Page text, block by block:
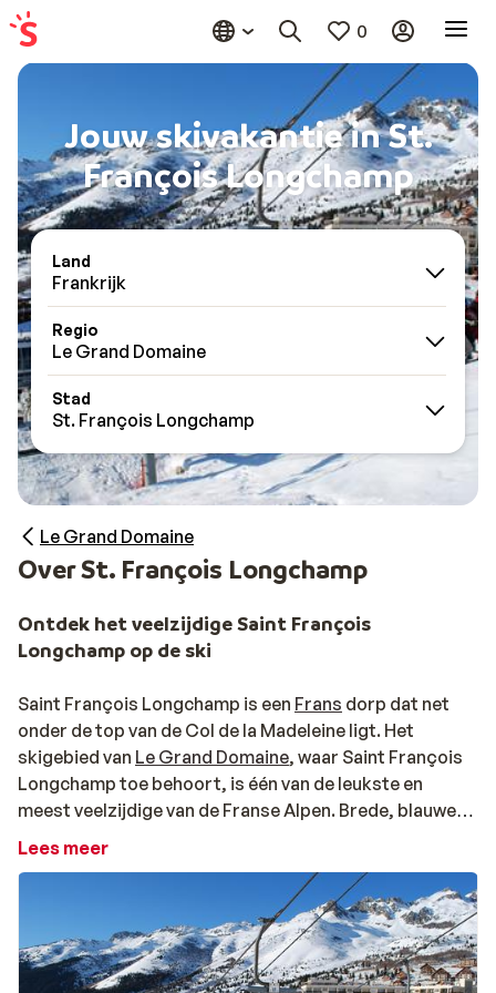
0
Jouw skivakantie in St.
François Longchamp
Land
Frankrijk
Regio
Le Grand Domaine
Stad
St. François Longchamp
Le Grand Domaine
Over St. François Longchamp
Ontdek het veelzijdige Saint François
Longchamp op de ski
Saint François Longchamp is een Frans dorp dat net
onder de top van de Col de la Madeleine ligt. Het
skigebied van Le Grand Domaine, waar Saint François
Longchamp toe behoort, is één van de leukste en
meest veelzijdige van de Franse Alpen. Brede, blauwe
pistes worden afgewisseld met duizelingwekkende
pistes tot 2.550 meter hoogte haalt iedere
wintersporter zijn hart op in het skigebied rondom
Saint François Longchamp. Op de drie
funparksoefenen stoere snowboarders de nieuwste
Lees meer